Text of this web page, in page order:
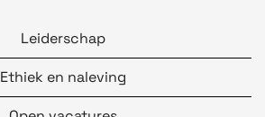
Leiderschap
Ethiek en naleving